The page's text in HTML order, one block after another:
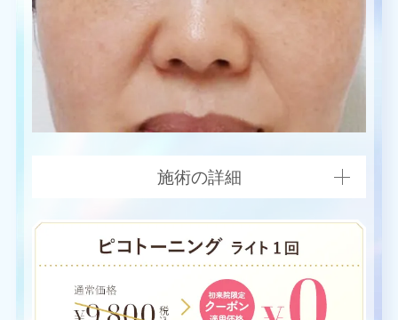
施術の詳細